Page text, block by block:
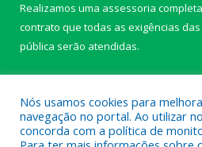
Realizamos uma assessoria
contrato que todas as exigências das
pública serão atendidas.
Nós usamos cookies para
navegação no portal. Ao utilizar
concorda com a política de